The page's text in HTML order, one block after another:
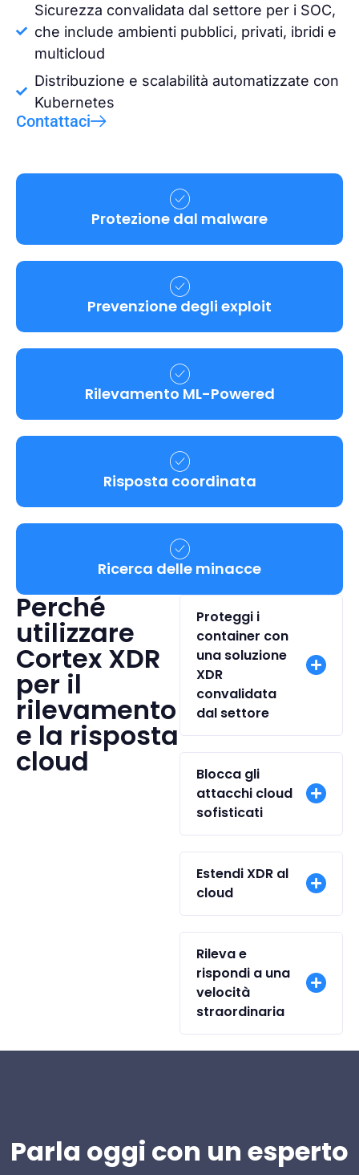
Sicurezza convalidata dal settore per i SOC,
che include ambienti pubblici, privati, ibridi e
multicloud
Distribuzione e scalabilità automatizzate con
Kubernetes
Contattaci
Protezione dal malware
Prevenzione degli exploit
Rilevamento ML-Powered
Risposta coordinata
Ricerca delle minacce
Perché
utilizzare
Cortex XDR
per il
rilevamento
e la risposta
cloud
Proteggi i
container con
una soluzione
XDR
convalidata
dal settore
Blocca gli
attacchi cloud
sofisticati
Estendi XDR al
cloud
Rileva e
rispondi a una
velocità
straordinaria
Parla oggi con un esperto